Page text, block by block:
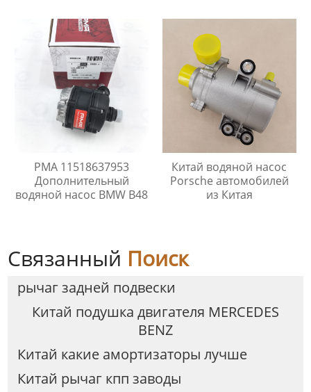
PMA 11518637953
Дополнительный
водяной насос BMW B48
Китай водяной насос
Porsche автомобилей
из Китая
Связанный Поиск
рычаг задней подвески
Китай подушка двигателя MERCEDES
BENZ
Китай какие амортизаторы лучше
Китай рычаг кпп заводы